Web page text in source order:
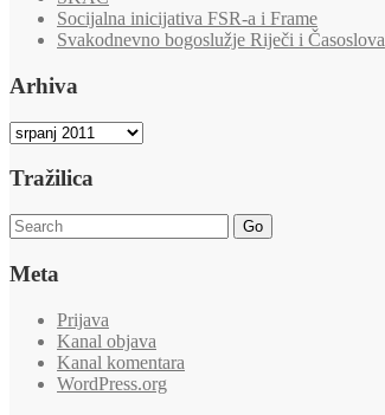
Socijalna inicijativa FSR-a i Frame
Svakodnevno bogoslužje Riječi i Časoslova
Arhiva
Arhiva
Tražilica
Go
Meta
Prijava
Kanal objava
Kanal komentara
WordPress.org